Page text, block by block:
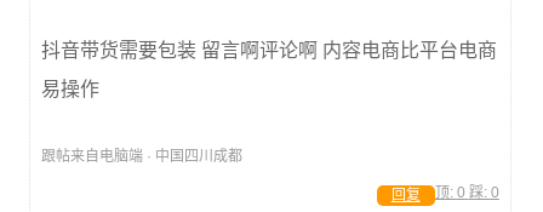
抖音带货需要包装 留言啊评论啊 内容电商比平台电商
易操作
跟帖来自电脑端 · 中国四川成都
顶: 0 踩: 0
回复